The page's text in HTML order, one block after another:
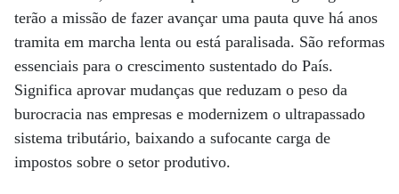
terão a missão de fazer avançar uma pauta quve há anos
tramita em marcha lenta ou está paralisada. São reformas
essenciais para o crescimento sustentado do País.
Significa aprovar mudanças que reduzam o peso da
burocracia nas empresas e modernizem o ultrapassado
sistema tributário, baixando a sufocante carga de
impostos sobre o setor produtivo.